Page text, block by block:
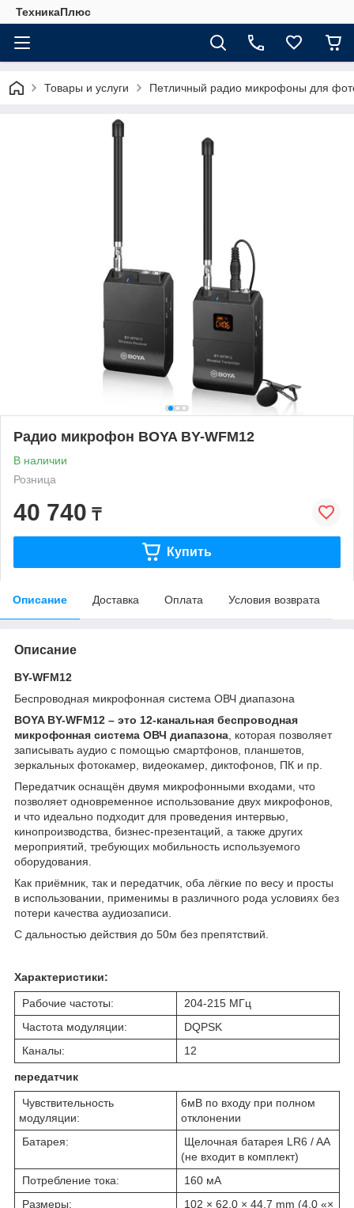
ТехникаПлюс
Товары и услуги Петличный радио микрофоны для
Радио микрофон BOYA BY-WFM12
В наличии
Розница
40 740 ₸
Купить
Описание Доставка Оплата Условия возврата
Описание
BY-WFM12
Беспроводная микрофонная система ОВЧ диапазона
BOYA BY-WFM12 – это 12-канальная беспроводная
микрофонная система ОВЧ диапазона , которая позволяет
записывать аудио с помощью смартфонов, планшетов,
зеркальных фотокамер, видеокамер, диктофонов, ПК и пр.
Передатчик оснащён двумя микрофонными входами, что
позволяет одновременное использование двух микрофонов,
и что идеально подходит для проведения интервью,
кинопроизводства, бизнес-презентаций, а также других
мероприятий, требующих мобильность используемого
оборудования.
Как приёмник, так и передатчик, оба лёгкие по весу и просты
в использовании, применимы в различного рода условиях без
потери качества аудиозаписи.
С дальностью действия до 50м без препятствий.
Характеристики:
Рабочие частоты:
204-215 МГц
Частота модуляции:
DQPSK
Каналы:
12
передатчик
Чувствительность
модуляции:
6мВ по входу при полном
отклонении
Батарея:
Щелочная батарея LR6 / AA
(не входит в комплект)
Потребление тока:
160 мА
Размеры:
102 × 62,0 × 44.7 mm (4,0 «×